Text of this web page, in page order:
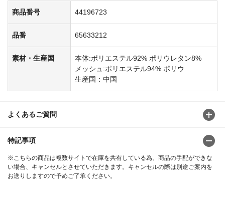
商品番号 44196723
品番 65633212
素材・生産国
本体:ポリエステル92% ポリウレタン8%
メッシュ:ポリエステル94% ポリウ
生産国：中国
よくあるご質問
特記事項
※こちらの商品は複数サイトで在庫を共有している為、商品の手配ができな
い場合、キャンセルとさせていただきます。キャンセルの際は別途ご案内を
お送りしますので予めご了承ください。